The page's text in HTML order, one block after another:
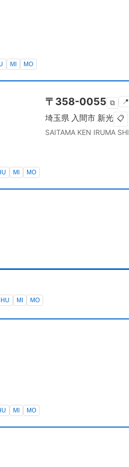
MI MO
〒 358-0055 ⧉ 📍
埼玉県 入間市 新光 📋
SAITAMA KEN IRUMA SHI
MI MO
HU MI MO
MI MO